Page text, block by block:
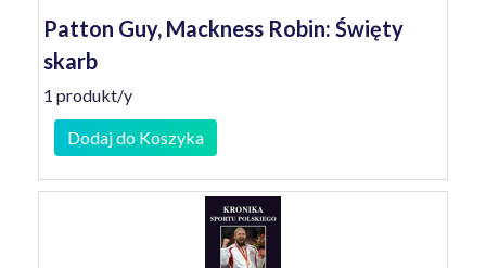
Patton Guy, Mackness Robin: Święty
skarb
1 produkt/y
Dodaj do Koszyka